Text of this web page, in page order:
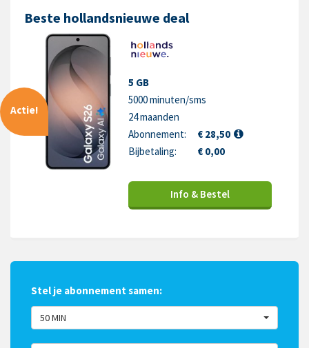
Beste hollandsnieuwe deal
Actie!
5 GB
5000 minuten/sms
24 maanden
Abonnement:
€ 28,50
Bijbetaling:
€ 0,00
Info & Bestel
Stel je abonnement samen:
50 MIN